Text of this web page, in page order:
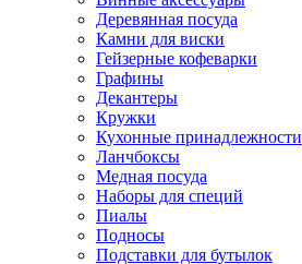
Деревянная посуда
Камни для виски
Гейзерные кофеварки
Графины
Декантеры
Кружки
Кухонные принадлежности
Ланчбоксы
Медная посуда
Наборы для специй
Пиалы
Подносы
Подставки для бутылок